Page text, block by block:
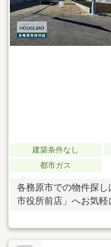
建築条件なし
都市ガス
各務原市での物件探
市役所前店」へお気